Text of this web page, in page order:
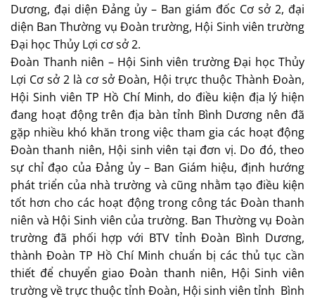
Dương, đại diện Đảng ủy – Ban giám đốc Cơ sở 2, đại
diện Ban Thường vụ Đoàn trường, Hội Sinh viên trường
Đại học Thủy Lợi cơ sở 2.
Đoàn Thanh niên – Hội Sinh viên trường Đại học Thủy
Lợi Cơ sở 2 là cơ sở Đoàn, Hội trực thuộc Thành Đoàn,
Hội Sinh viên TP Hồ Chí Minh, do điều kiện địa lý hiện
đang hoạt động trên địa bàn tỉnh Bình Dương nên đã
gặp nhiều khó khăn trong việc tham gia các hoạt động
Đoàn thanh niên, Hội sinh viên tại đơn vị. Do đó, theo
sự chỉ đạo của Đảng ủy – Ban Giám hiệu, định hướng
phát triển của nhà trường và cũng nhằm tạo điều kiện
tốt hơn cho các hoạt động trong công tác Đoàn thanh
niên và Hội Sinh viên của trường. Ban Thường vụ Đoàn
trường đã phối hợp với BTV tỉnh Đoàn Bình Dương,
thành Đoàn TP Hồ Chí Minh chuẩn bị các thủ tục cần
thiết để chuyển giao Đoàn thanh niên, Hội Sinh viên
trường về trực thuộc tỉnh Đoàn, Hội sinh viên tỉnh Bình